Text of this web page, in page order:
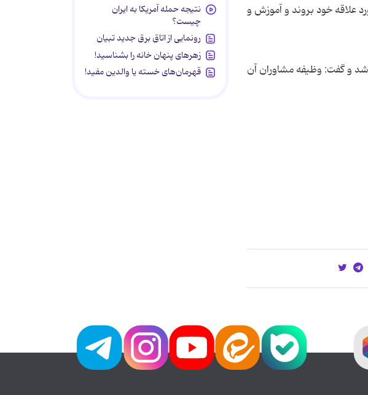
علاقه خود بروند و آموزش و
و گفت: وظیفه مشاوران آن
نتیجه حمله آمریکا به ایران
چیست؟
رونمایی از اتاق برق جدید تبیان
زهرهای پنهان خانه را بشناسید!
قهرمان‌های خسته یا والدین مفید!